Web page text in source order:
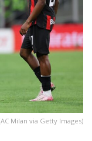
Milan via Getty Images)